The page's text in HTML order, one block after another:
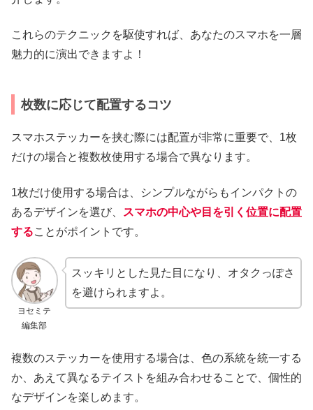
これらのテクニックを駆使すれば、あなたのスマホを一層
魅力的に演出できますよ！
枚数に応じて配置するコツ
スマホステッカーを挟む際には配置が非常に重要で、1枚
だけの場合と複数枚使用する場合で異なります。
1枚だけ使用する場合は、シンプルながらもインパクトの
あるデザインを選び、
スマホの中心や目を引く位置に配置
することがポイントです。
ヨセミテ
編集部
スッキリとした見た目になり、オタクっぽさ
を避けられますよ。
複数のステッカーを使用する場合は、色の系統を統一する
か、あえて異なるテイストを組み合わせることで、個性的
なデザインを楽しめます。